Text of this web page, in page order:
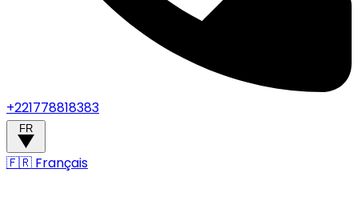
+221778818383
FR
🇫🇷 Français